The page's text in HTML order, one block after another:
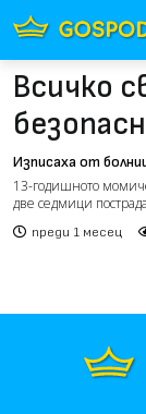
Всичко
Изписаха от
момиче,
(видео)
13-годишното
две седмици
преди 1 месец